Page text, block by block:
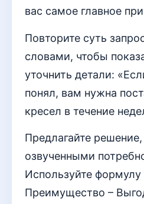
вас самое главное
Повторите суть
словами, чтобы
уточнить детали:
понял, вам нужна
кресел в течение
Предлагайте
озвученными
Используйте
Преимущество –